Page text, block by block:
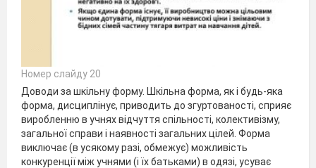
Номер слайду 20
Доводи за шкільну форму. Шкільна форма, як і будь-яка
форма, дисциплінує, приводить до згуртованості, сприяє
виробленню в учнях відчуття спільності, колективізму,
загальної справи і наявності загальних цілей. Форма
виключає (в усякому разі, обмежує) можливість
конкуренції між учнями (і їх батьками) в одязі, усуває